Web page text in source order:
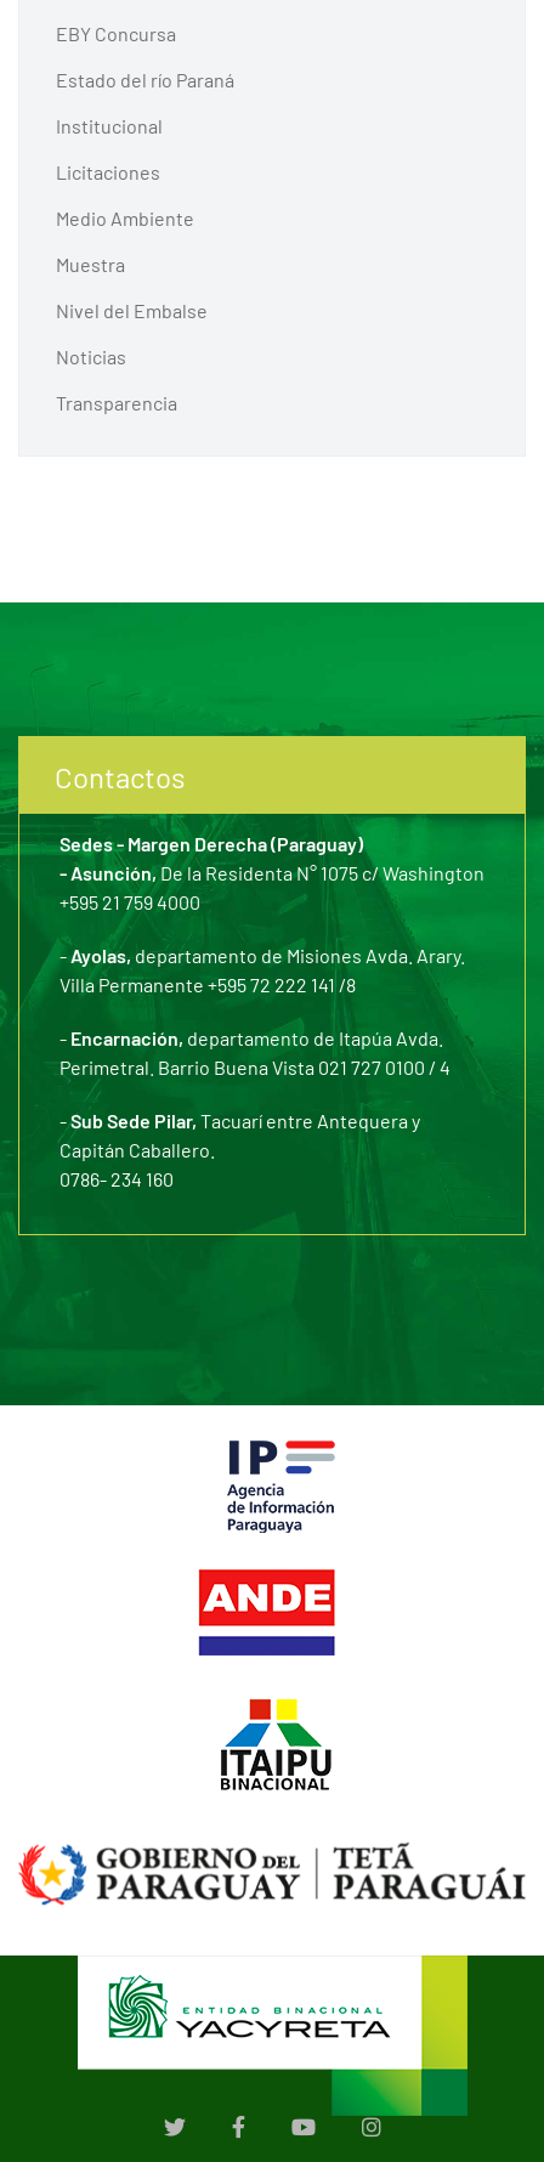
EBY Concursa
Estado del río Paraná
Institucional
Licitaciones
Medio Ambiente
Muestra
Nivel del Embalse
Noticias
Transparencia
Contactos
Sedes - Margen Derecha (Paraguay)
- Asunción,De la Residenta N° 1075 c/ Washington
+595 21 759 4000
- Ayolas, departamento de Misiones Avda. Arary.
Villa Permanente +595 72 222 141 /8
- Encarnación, departamento de Itapúa Avda.
Perimetral. Barrio Buena Vista 021 727 0100 / 4
-Sub Sede Pilar, Tacuarí entre Antequera y
Capitán Caballero.
0786- 234 160